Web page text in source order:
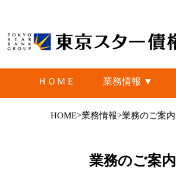
ＨＯＭＥ 業務情報 ▼
HOME>業務情報>業務のご案内
業務のご案内